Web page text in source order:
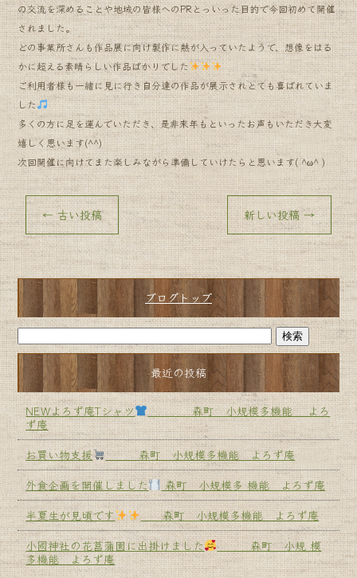
の交流を深めることや地域の皆様へのPRとっいった目的で今回初めて開催
されました。
どの事業所さんも作品展に向け製作に熱が入っていたようで、想像をはる
かに超える素晴らしい作品ばかりでした
ご利用者様も一緒に見に行き自分達の作品が展示されとても喜ばれていま
した
多くの方に足を運んでいただき、是非来年もといったお声もいただき大変
嬉しく思います(^^)
次回開催に向けてまた楽しみながら準備していけたらと思います( ^ω^ )
←古い投稿 新しい投稿→
ブログトップ
最近の投稿
NEWよろず庵Tシャツ
森町 小規模多機能 よろ
ず庵
お買い物支援
森町 小規模多機能 よろず庵
外食企画を開催しました
森町 小規模多 機能 よろず庵
半夏生が見頃です
森町 小規模多機能 よろず庵
小國神社の花菖蒲園に出掛けました
森町 小規 模
多機能 よろず庵